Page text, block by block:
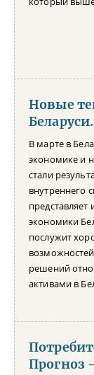
Новые
В марте в
экономике и
стали
внутреннего
экономики
послужит
решений
активами в
Прогноз